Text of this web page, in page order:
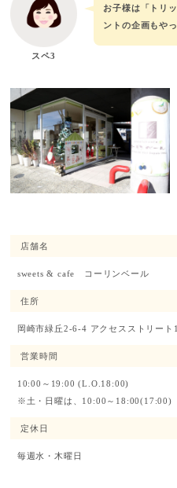
スペ3
お子様は「トリ
ントの企画もや
店舗名
sweets & cafe コーリンベール
住所
岡崎市緑丘2-6-4 アクセスストリート
営業時間
10:00～19:00 (L.O.18:00)
※土・日曜は、10:00～18:00(17:00)
定休日
毎週水・木曜日